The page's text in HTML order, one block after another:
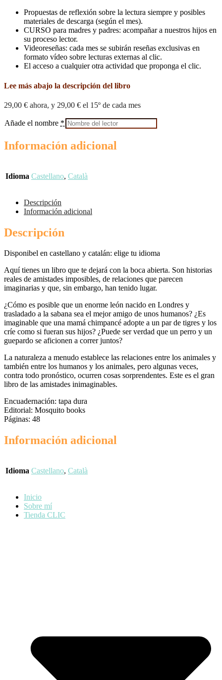
Propuestas de reflexión sobre la lectura siempre y posibles
materiales de descarga (según el mes).
CURSO para madres y padres: acompañar a nuestros hijos en
su proceso lector.
Videoreseñas: cada mes se subirán reseñas exclusivas en
formato vídeo sobre lecturas externas al clic.
El acceso a cualquier otra actividad que proponga el clic.
Lee más abajo la descripción del libro
29,00 € ahora, y 29,00 € el 15º de cada mes
Añade el nombre *
Información adicional
Idioma Castellano, Català
Descripción
Información adicional
Descripción
Disponibel en castellano y catalán: elige tu idioma
Aquí tienes un libro que te dejará con la boca abierta. Son historias
reales de amistades imposibles, de relaciones que parecen
imaginarias y que, sin embargo, han tenido lugar.
¿Cómo es posible que un enorme león nacido en Londres y
trasladado a la sabana sea el mejor amigo de unos humanos? ¿Es
imaginable que una mamá chimpancé adopte a un par de tigres y los
críe como si fueran sus hijos? ¿Puede ser verdad que un perro y un
guepardo se aficionen a correr juntos?
La naturaleza a menudo establece las relaciones entre los animales y
también entre los humanos y los animales, pero algunas veces,
contra todo pronóstico, ocurren cosas sorprendentes. Este es el gran
libro de las amistades inimaginables.
Encuadernación: tapa dura
Editorial: Mosquito books
Páginas: 48
Información adicional
Idioma Castellano, Català
Inicio
Sobre mí
Tienda CLIC